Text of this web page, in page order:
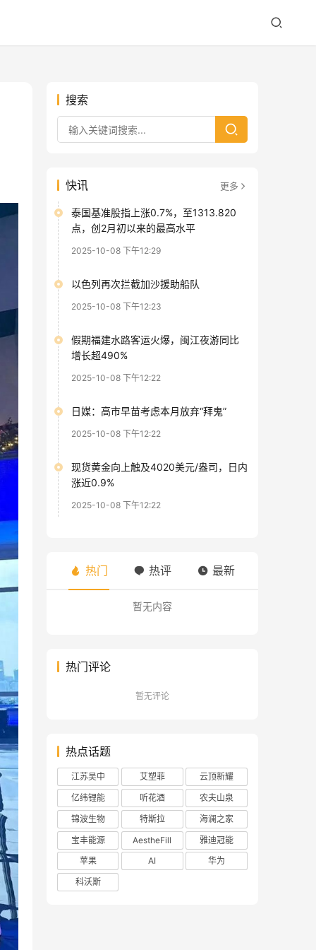
搜索
快讯 更多
泰国基准股指上涨0.7%，至1313.820
点，创2月初以来的最高水平
2025-10-08 下午12:29
以色列再次拦截加沙援助船队
2025-10-08 下午12:23
假期福建水路客运火爆，闽江夜游同比
增长超490%
2025-10-08 下午12:22
日媒：高市早苗考虑本月放弃“拜鬼”
2025-10-08 下午12:22
现货黄金向上触及4020美元/盎司，日内
涨近0.9%
2025-10-08 下午12:22
热门 热评 最新
暂无内容
热门评论
暂无评论
热点话题
江苏吴中 艾塑菲
云顶新耀
亿纬锂能
听花酒
农夫山泉
锦波生物
特斯拉
海澜之家
宝丰能源
AestheFill
雅迪冠能
苹果
AI
华为
科沃斯